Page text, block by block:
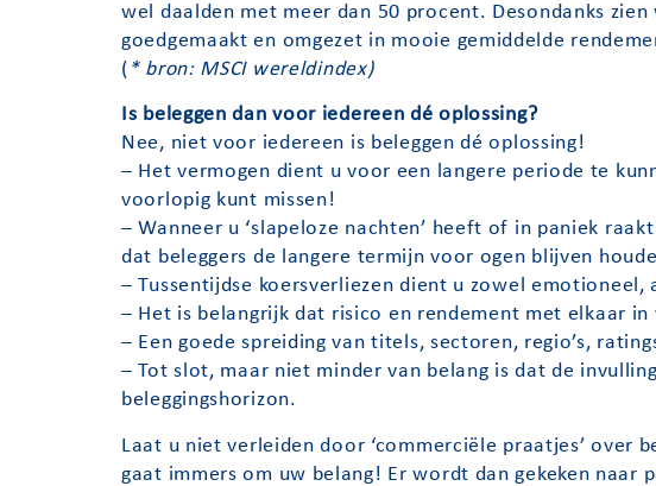
wel daalden met meer dan 50 procent. Desondanks
goedgemaakt en omgezet in mooie gemiddelde
( * bron: MSCI wereldindex)
Is beleggen dan voor iedereen dé oplossing?
Nee, niet voor iedereen is beleggen dé oplossing!
– Het vermogen dient u voor een langere periode te
voorlopig kunt missen!
– Wanneer u ‘slapeloze nachten’ heeft of in paniek
dat beleggers de langere termijn voor ogen blijven
– Tussentijdse koersverliezen dient u zowel emotioneel,
– Het is belangrijk dat risico en rendement met elkaar in
– Een goede spreiding van titels, sectoren, regio’s,
– Tot slot, maar niet minder van belang is dat de
beleggingshorizon.
Laat u niet verleiden door ‘commerciële praatjes’ over
gaat immers om uw belang! Er wordt dan gekeken